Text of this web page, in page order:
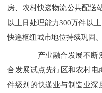
房、农村快递物流公共配送
以上日处理能力300万件以
快递枢纽城市地位持续巩固。
——产业融合发展不断
合发展试点先行区和农村电
件级别的快递业与制造业深